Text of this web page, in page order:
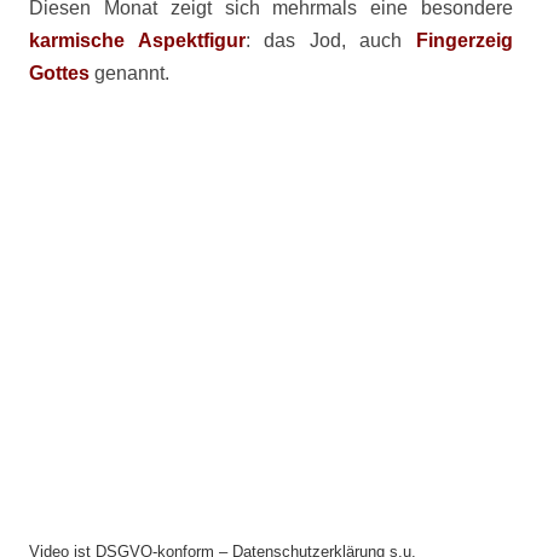
Diesen Monat zeigt sich mehrmals eine besondere
karmische Aspektfigur: das Jod, auch
Fingerzeig
Gottes genannt.
Video ist DSGVO-konform – Datenschutzerklärung s.u.